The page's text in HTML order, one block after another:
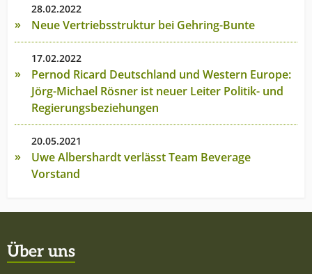
28.02.2022
Neue Vertriebsstruktur bei Gehring-Bunte
17.02.2022
Pernod Ricard Deutschland und Western Europe:
Jörg-Michael Rösner ist neuer Leiter Politik- und
Regierungsbeziehungen
20.05.2021
Uwe Albershardt verlässt Team Beverage
Vorstand
Über uns